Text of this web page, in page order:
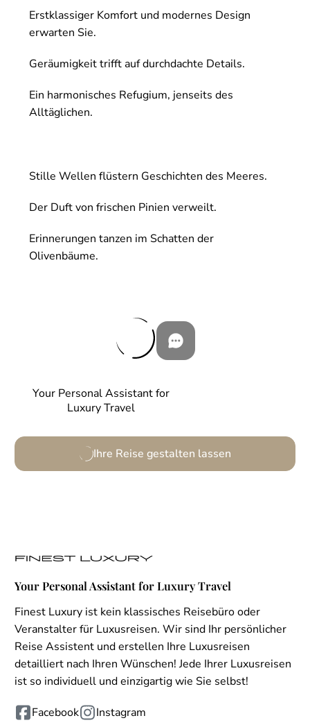
Your Personal Assistant for
Luxury Travel
Ihre Reise gestalten lassen
Erstklassiger Komfort und modernes Design
erwarten Sie.
Geräumigkeit trifft auf durchdachte Details.
Ein harmonisches Refugium, jenseits des
Alltäglichen.
Stille Wellen flüstern Geschichten des Meeres.
Der Duft von frischen Pinien verweilt.
Erinnerungen tanzen im Schatten der
Olivenbäume.
Your Personal Assistant for Luxury Travel
Finest Luxury ist kein klassisches Reisebüro oder
Veranstalter für Luxusreisen. Wir sind Ihr persönlicher
Reise Assistent und erstellen Ihre Luxusreisen
detailliert nach Ihren Wünschen! Jede Ihrer Luxusreisen
ist so individuell und einzigartig wie Sie selbst!
Facebook
Instagram